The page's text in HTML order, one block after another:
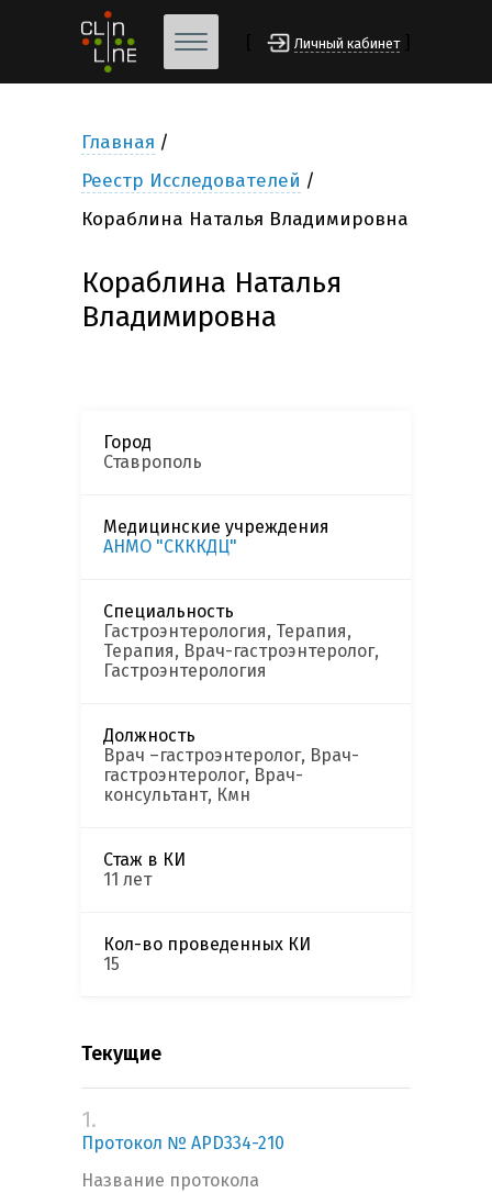
Личный кабинет
Главная
Реестр Исследователей
Кораблина Наталья Владимировна
Кораблина Наталья
Владимировна
Город
Ставрополь
Медицинские учреждения
АНМО "СКККДЦ"
Специальность
Гастроэнтерология, Терапия,
Терапия, Врач-гастроэнтеролог,
Гастроэнтерология
Должность
Врач –гастроэнтеролог, Врач-
гастроэнтеролог, Врач-
консультант, Кмн
Стаж в КИ
11 лет
Кол-во проведенных КИ
15
Текущие
1.
Протокол № APD334-210
Название протокола